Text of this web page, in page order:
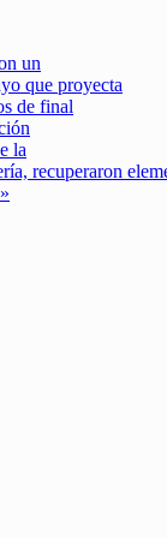
un
que proyecta
de final
la
recuperaron